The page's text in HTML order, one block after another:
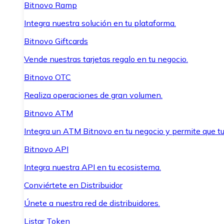
Bitnovo Ramp
Integra nuestra solución en tu plataforma.
Bitnovo Giftcards
Vende nuestras tarjetas regalo en tu negocio.
Bitnovo OTC
Realiza operaciones de gran volumen.
Bitnovo ATM
Integra un ATM Bitnovo en tu negocio y permite que
Bitnovo API
Integra nuestra API en tu ecosistema.
Conviértete en Distribuidor
Únete a nuestra red de distribuidores.
Listar Token